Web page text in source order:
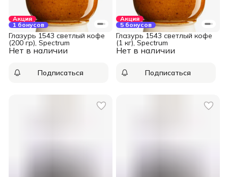
Акция
1 бонусов
Нет в наличии
Глазурь 1543 светлый кофе
(200 гр), Spectrum
Подписаться
Акция
5 бонусов
Нет в наличии
Глазурь 1543 светлый кофе
(1 кг), Spectrum
Подписаться